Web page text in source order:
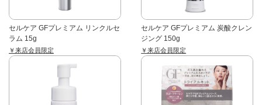
セルケア GFプレミアム リンクルセ
ラム 15g
￥来店会員限定
セルケア GFプレミアム 炭酸クレン
ジング 150g
￥来店会員限定